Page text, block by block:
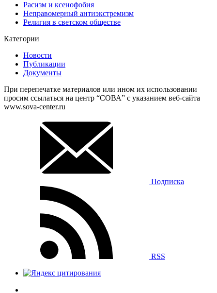
Расизм и ксенофобия
Неправомерный антиэкстремизм
Религия в светском обществе
Категории
Новости
Публикации
Документы
При перепечатке материалов или ином их использовании
просим ссылаться на центр “СОВА” с указанием веб-сайта
www.sova-center.ru
Подписка
RSS